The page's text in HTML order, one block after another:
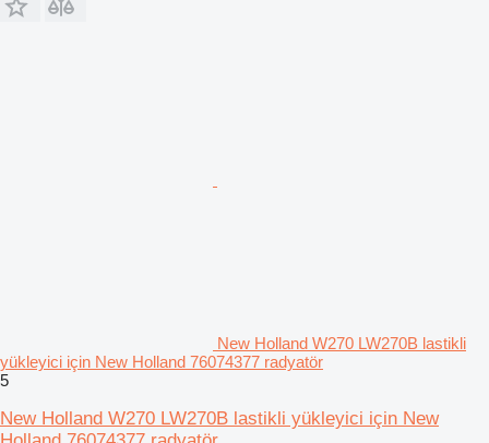
New Holland W270 LW270B lastikli
yükleyici için New Holland 76074377 radyatör
5
New Holland W270 LW270B lastikli yükleyici için New